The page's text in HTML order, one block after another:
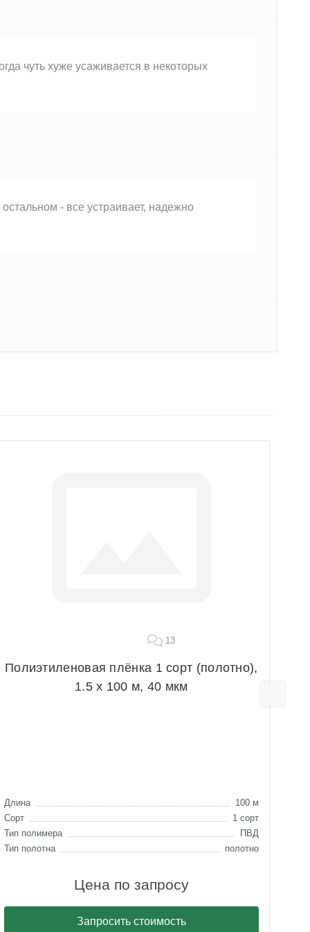
чуть хуже усаживается в некоторых
- все устраивает, надежно
13
Полиэтиленовая плёнка 1 сорт (полотно),
1.5 х 100 м, 40 мкм
Длина
100 м
Сорт
1 сорт
Тип полимера
ПВД
Тип полотна
полотно
Цена по запросу
Запросить стоимость